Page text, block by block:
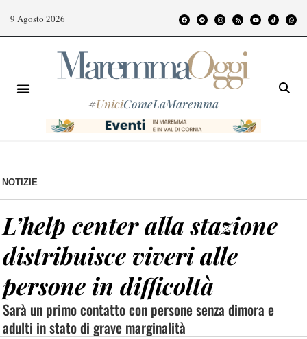
9 Agosto 2026
#UniciComeLaMaremma
NOTIZIE
L’help center alla stazione
distribuisce viveri alle
persone in difficoltà
Sarà un primo contatto con persone senza dimora e
adulti in stato di grave marginalità